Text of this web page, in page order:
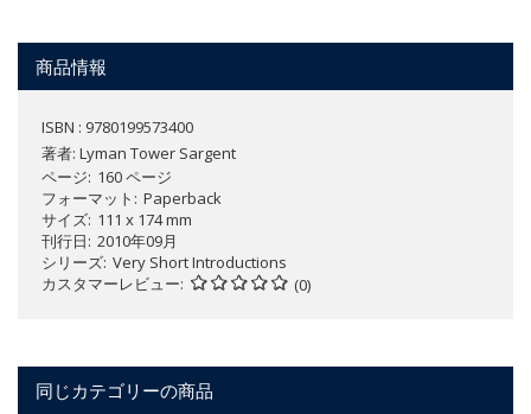
商品情報
ISBN : 9780199573400
著者: Lyman Tower Sargent
ページ 160 ページ
フォーマット
Paperback
サイズ 111 x 174 mm
刊行日 2010年09月
シリーズ Very Short Introductions
カスタマーレビュー
(0)
同じカテゴリーの商品